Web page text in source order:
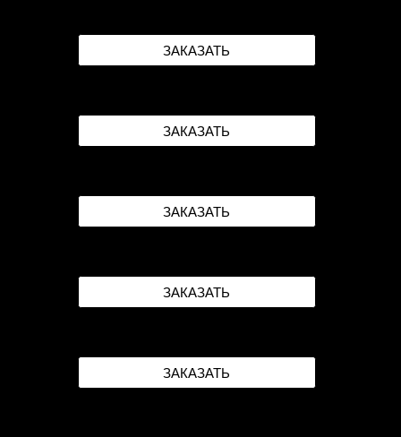
ЗАКАЗАТЬ
ЗАКАЗАТЬ
ЗАКАЗАТЬ
ЗАКАЗАТЬ
ЗАКАЗАТЬ